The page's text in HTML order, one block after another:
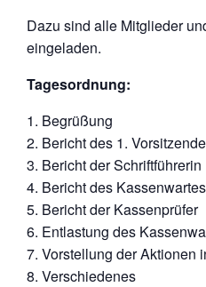
Dazu sind alle Mitglieder
eingeladen.
Tagesordnung:
Begrüßung
Bericht des 1.
Bericht der Schriftführerin
Bericht des Kassenwartes
Bericht der Kassenprüfer
Entlastung des
Vorstellung der Aktionen
Verschiedenes